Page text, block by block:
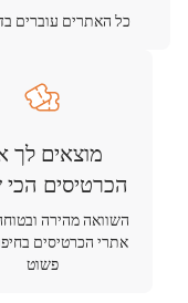
כל האתרים עוברים
מוצאים לך
הכרטיסים הכי
השוואה מהירה
אתרי הכרטיסים
פשוט